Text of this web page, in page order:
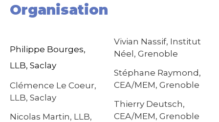
Organisation
Philippe Bourges,
LLB, Saclay
Clémence Le Coeur,
LLB, Saclay
Nicolas Martin, LLB,
Vivian Nassif, Institut
Néel, Grenoble
Stéphane Raymond,
CEA/MEM, Grenoble
Thierry Deutsch,
CEA/MEM, Grenoble